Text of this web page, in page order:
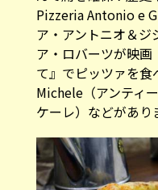
Pizzeria Antonio e
ア・アントニオ＆ジ
ア・ロバーツが映画
て』でピッツァを食
Michele（アンティ
ケーレ） などがあり